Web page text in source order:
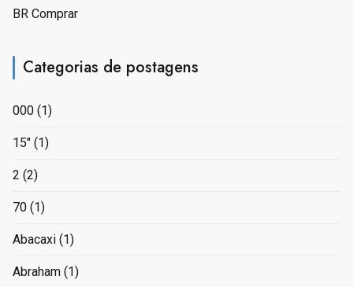
BR Comprar
Categorias de postagens
000 (1)
15" (1)
2 (2)
70 (1)
Abacaxi (1)
Abraham (1)